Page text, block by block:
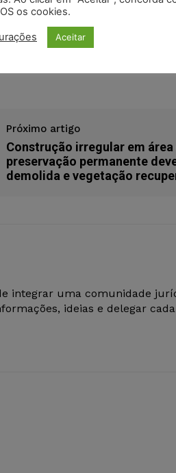
Próximo artigo
Construção irregular em área
preservação permanente
demolida e vegetação
integrar uma comunidade
ideias e delegar
os cookies.
Aceitar